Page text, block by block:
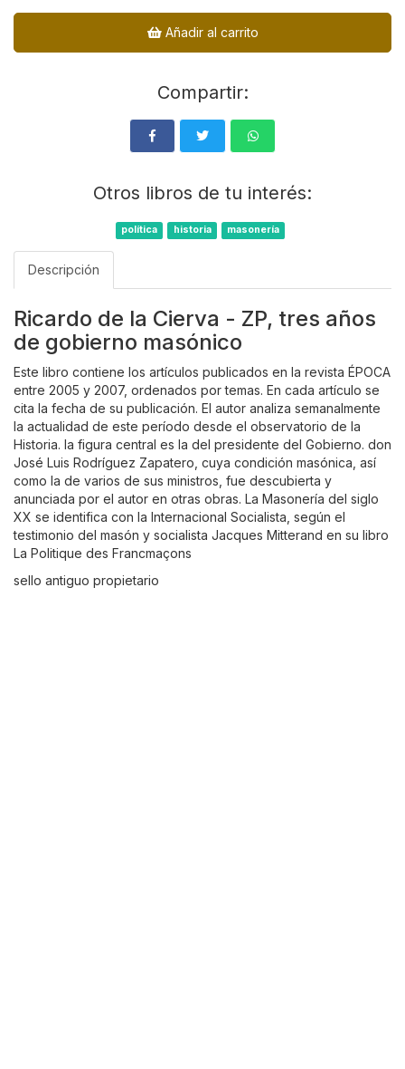
Añadir al carrito
Compartir:
Otros libros de tu interés:
política historia masonería
Descripción
Ricardo de la Cierva - ZP, tres años
de gobierno masónico
Este libro contiene los artículos publicados en la revista ÉPOCA
entre 2005 y 2007, ordenados por temas. En cada artículo se
cita la fecha de su publicación. El autor analiza semanalmente
la actualidad de este período desde el observatorio de la
Historia. la figura central es la del presidente del Gobierno. don
José Luis Rodríguez Zapatero, cuya condición masónica, así
como la de varios de sus ministros, fue descubierta y
anunciada por el autor en otras obras. La Masonería del siglo
XX se identifica con la Internacional Socialista, según el
testimonio del masón y socialista Jacques Mitterand en su libro
La Politique des Francmaçons
sello antiguo propietario